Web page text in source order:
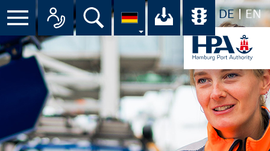
DE EN
Suche Ihr Download-